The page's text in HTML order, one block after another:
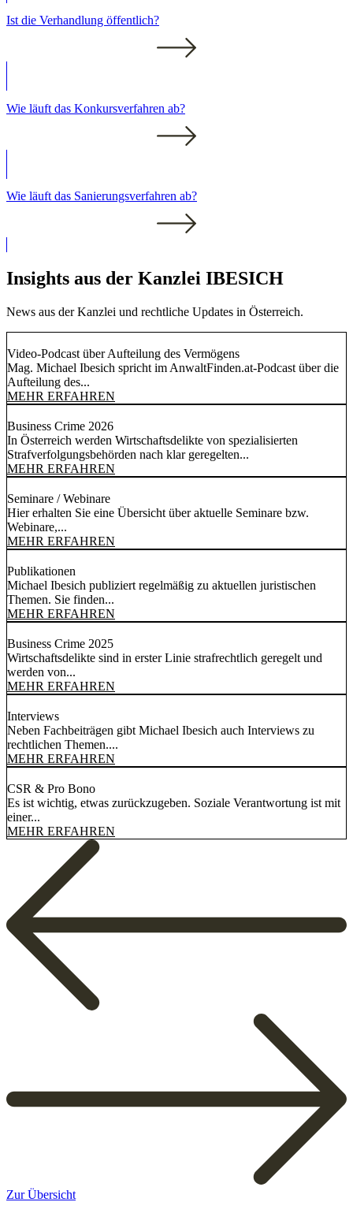
Ist die Verhandlung öffentlich?
Wie läuft das Konkursverfahren ab?
Wie läuft das Sanierungsverfahren ab?
Insights aus der Kanzlei IBESICH
News aus der Kanzlei und rechtliche Updates in Österreich.
Video-Podcast über Aufteilung des Vermögens
Mag. Michael Ibesich spricht im AnwaltFinden.at-Podcast über die
Aufteilung des...
MEHR ERFAHREN
Business Crime 2026
In Österreich werden Wirtschaftsdelikte von spezialisierten
Strafverfolgungsbehörden nach klar geregelten...
MEHR ERFAHREN
Seminare / Webinare
Hier erhalten Sie eine Übersicht über aktuelle Seminare bzw.
Webinare,...
MEHR ERFAHREN
Publikationen
Michael Ibesich publiziert regelmäßig zu aktuellen juristischen
Themen. Sie finden...
MEHR ERFAHREN
Business Crime 2025
Wirtschaftsdelikte sind in erster Linie strafrechtlich geregelt und
werden von...
MEHR ERFAHREN
Interviews
Neben Fachbeiträgen gibt Michael Ibesich auch Interviews zu
rechtlichen Themen....
MEHR ERFAHREN
CSR & Pro Bono
Es ist wichtig, etwas zurückzugeben. Soziale Verantwortung ist mit
einer...
MEHR ERFAHREN
Zur Übersicht